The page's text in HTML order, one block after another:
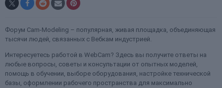
Форум Cam-Modeling – популярная, живая площадка, объединяющая
тысячи людей, связанных с Вебкам индустрией.
Интересуетесь работой в WebCam? Здесь вы получите ответы на
любые вопросы, советы и консультации от опытных моделей,
помощь в обучении, выборе оборудования, настройке технической
базы, оформлении рабочего пространства для максимально